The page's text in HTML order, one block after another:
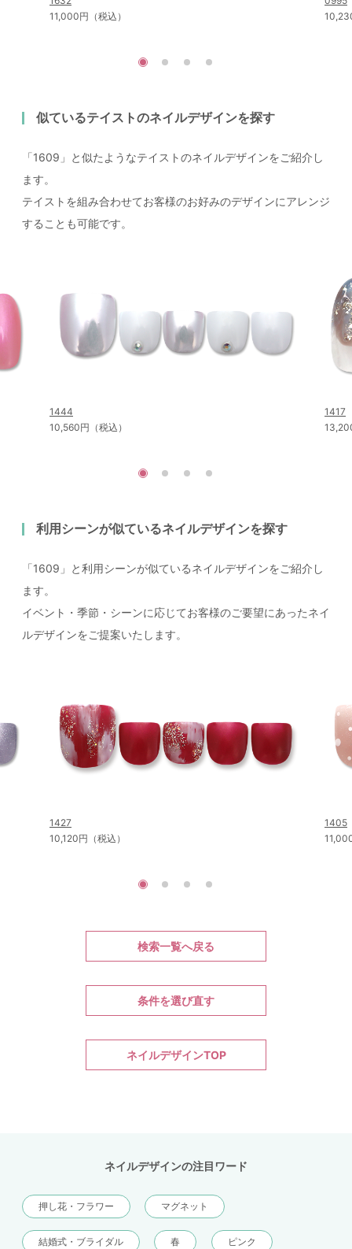
11,000円（税込）
似ているテイストのネイルデザインを探す
「1609」と似たようなテイストのネイルデザインをご紹介し
ます。
テイストを組み合わせてお客様のお好みのデザインにアレンジ
することも可能です。
1444
10,560円（税込）
1417
利用シーンが似ているネイルデザインを探す
「1609」と利用シーンが似ているネイルデザインをご紹介し
ます。
イベント・季節・シーンに応じてお客様のご要望にあったネイ
ルデザインをご提案いたします。
1427
10,120円（税込）
1405
検索一覧へ戻る
条件を選び直す
ネイルデザインTOP
ネイルデザインの注目ワード
押し花・フラワー マグネット
結婚式・ブライダル 春 ピンク